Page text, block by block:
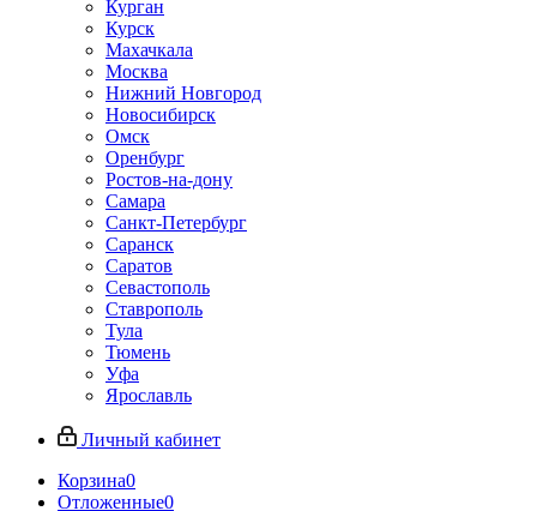
Курган
Курск
Махачкала
Москва
Нижний Новгород
Новосибирск
Омск
Оренбург
Ростов-на-дону
Самара
Санкт-Петербург
Саранск
Саратов
Севастополь
Ставрополь
Тула
Тюмень
Уфа
Ярославль
Личный кабинет
Корзина0
Отложенные0